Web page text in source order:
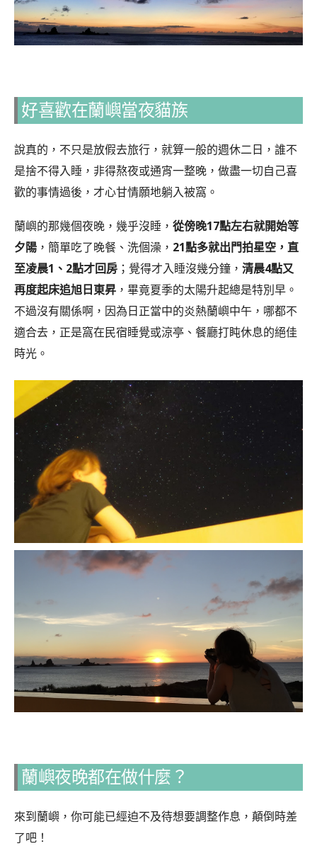
好喜歡在蘭嶼當夜貓族
說真的，不只是放假去旅行，就算一般的週休二日，誰不
是捨不得入睡，非得熬夜或通宵一整晚，做盡一切自己喜
歡的事情過後，才心甘情願地躺入被窩。
蘭嶼的那幾個夜晚，幾乎沒睡， 從傍晚17點左右就開始等
夕陽 ，簡單吃了晚餐、洗個澡， 21點多就出門拍星空，直
至凌晨1、2點才回房 ；覺得才入睡沒幾分鐘， 清晨4點又
再度起床追旭日東昇 ，畢竟夏季的太陽升起總是特別早。
不過沒有關係啊，因為日正當中的炎熱蘭嶼中午，哪都不
適合去，正是窩在民宿睡覺或涼亭、餐廳打盹休息的絕佳
時光。
蘭嶼夜晚都在做什麼？
來到蘭嶼，你可能已經迫不及待想要調整作息，顛倒時差
了吧！